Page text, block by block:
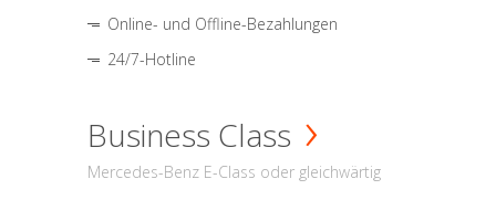
Online- und Offline-Bezahlungen
24/7-Hotline
Business Class
Mercedes-Benz E-Class oder gleichwärtig